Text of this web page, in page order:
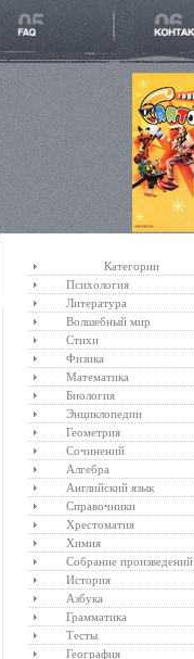
Категории
Психология
Литература
Волшебный мир
Стихи
Физика
Математика
Биология
Энциклопедии
Геометрия
Сочинений
Алгебра
Английский язык
Справочники
Хрестоматия
Химия
Собрание произведений
История
Азбука
Грамматика
Тесты
География